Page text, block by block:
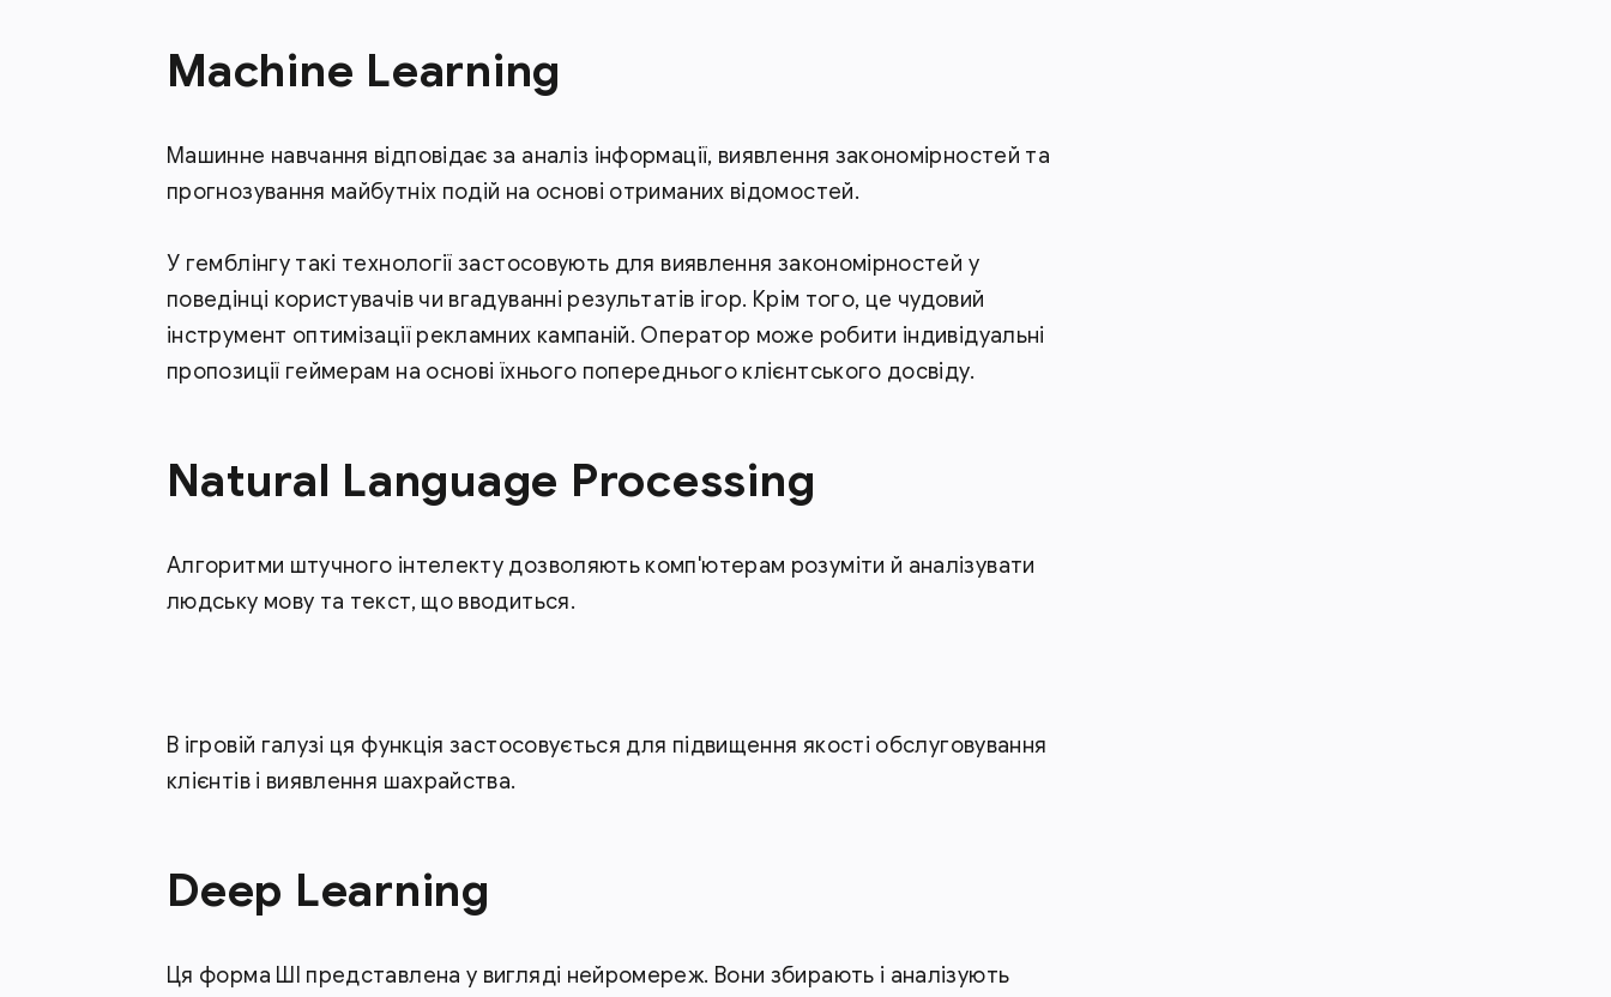
Machine Learning
Машинне навчання відповідає за аналіз інформації, виявлення закономірностей та
прогнозування майбутніх подій на основі отриманих відомостей.
У гемблінгу такі технології застосовують для виявлення закономірностей у
поведінці користувачів чи вгадуванні результатів ігор. Крім того, це чудовий
інструмент оптимізації рекламних кампаній. Оператор може робити індивідуальні
пропозиції геймерам на основі їхнього попереднього клієнтського досвіду.
Natural Language Processing
Алгоритми штучного інтелекту дозволяють комп'ютерам розуміти й аналізувати
людську мову та текст, що вводиться.
В ігровій галузі ця функція застосовується для підвищення якості обслуговування
клієнтів і виявлення шахрайства.
Deep Learning
Ця форма ШІ представлена у вигляді нейромереж. Вони збирають і аналізують